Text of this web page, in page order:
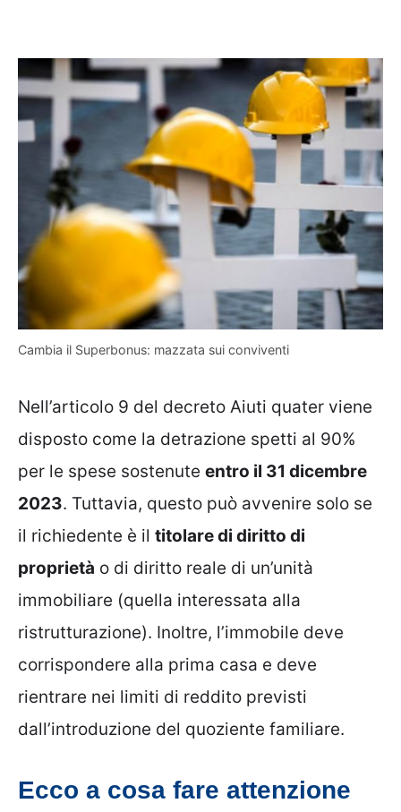
Cambia il Superbonus: mazzata sui conviventi
Nell’articolo 9 del decreto Aiuti quater viene
disposto come la detrazione spetti al 90%
per le spese sostenute entro il 31 dicembre
2023. Tuttavia, questo può avvenire solo se
il richiedente è il titolare di diritto di
proprietà o di diritto reale di un’unità
immobiliare (quella interessata alla
ristrutturazione). Inoltre, l’immobile deve
corrispondere alla prima casa e deve
rientrare nei limiti di reddito previsti
dall’introduzione del quoziente familiare.
Ecco a cosa fare attenzione